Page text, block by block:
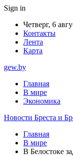
Sign in
Четверг, 6
Контакты
Лента
Карта
gew.by
Главная
В мире
Экономика
Новости Бреста и
Главная
В мире
В Белостоке